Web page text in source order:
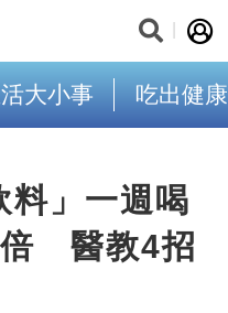
大小事 吃出健康
料」一週喝
倍 醫教4招